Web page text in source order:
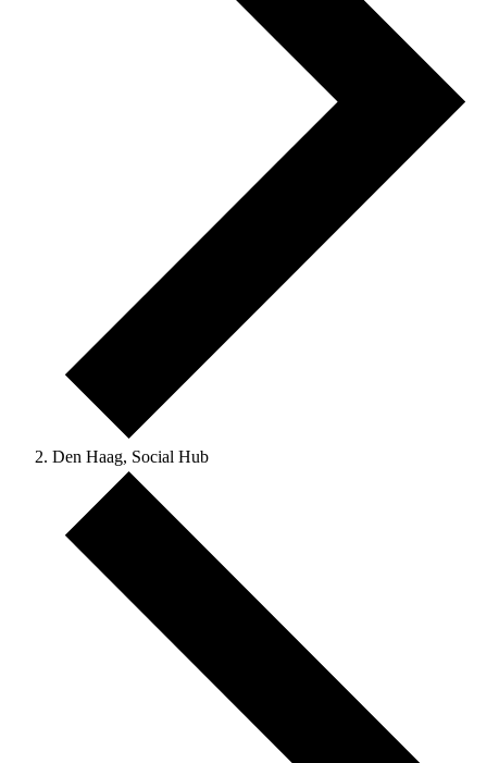
Den Haag, Social Hub